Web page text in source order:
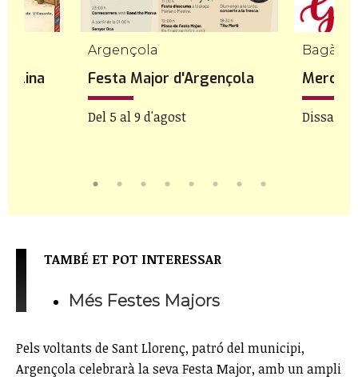
Argençola
Festa Major d'Argençola
Del 5 al 9 d'agost
Bagà
Mercat
Dissabte
TAMBÉ ET POT INTERESSAR
Més Festes Majors
Pels voltants de Sant Llorenç, patró del municipi,
Argençola celebrarà la seva Festa Major, amb un ampli